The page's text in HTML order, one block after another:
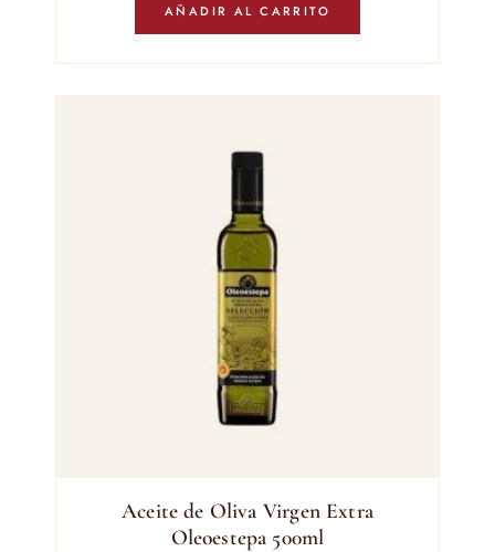
AÑADIR AL CARRITO
Aceite de Oliva Virgen Extra
Oleoestepa 500ml